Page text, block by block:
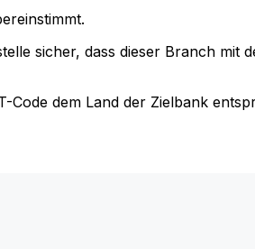
sicher, dass dieser Branch mit
dem Land der Zielbank